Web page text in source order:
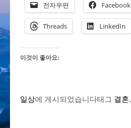
전자우편 Facebook
Threads LinkedIn
이것이 좋아요:
일상에 게시되었습니다태그 결혼,